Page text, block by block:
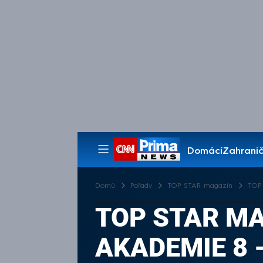
Domácí
Pořady
Domů Pořady TOP STAR magazín
TOP STAR
AKADEMIE 8